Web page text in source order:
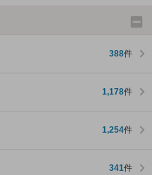
388件
1,178件
1,254件
341件